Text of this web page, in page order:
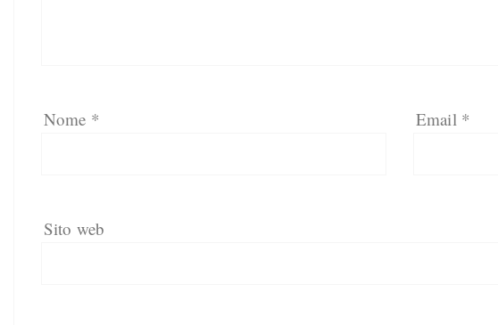
Nome * Email *
Sito web